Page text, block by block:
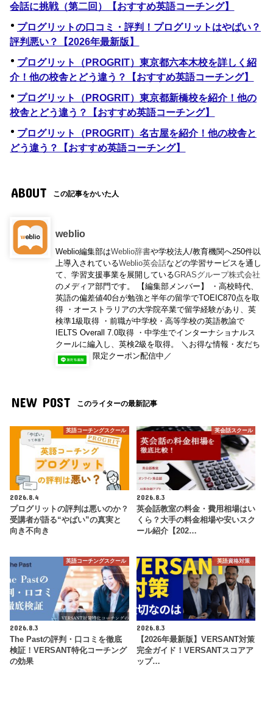
会話に挑戦（第二回）【おすすめ英語コーチング】
プログリットの口コミ・評判！プログリットはやばい？
評判悪い？【2026年最新版】
プログリット（PROGRIT）東京都六本木校を詳しく紹
介！他の校舎とどう違う？【おすすめ英語コーチング】
プログリット（PROGRIT）東京都新橋校を紹介！他の
校舎とどう違う？【おすすめ英語コーチング】
プログリット（PROGRIT）名古屋を紹介！他の校舎と
どう違う？【おすすめ英語コーチング】
ABOUT この記事をかいた人
weblio
Weblio編集部はWeblio辞書や学校法人/教育機関へ250件以
上導入されているWeblio英会話などの学習サービスを通し
て、学習支援事業を展開しているGRASグループ株式会社
のメディア部門です。 【編集部メンバー】 ・高校時代、
英語の偏差値40台が勉強と半年の留学でTOEIC870点を取
得 ・オーストラリアの大学院卒業で留学経験があり、英
検準1級取得 ・前職が中学校・高等学校の英語教諭で
IELTS Overall 7.0取得 ・中学生でインターナショナルス
クールに編入し、英検2級を取得。 ＼お得な情報・友だち
限定クーポン配信中／
NEW POST このライターの最新記事
英語コーチングスクール
2026.8.4
プログリットの評判は悪いのか？
受講者が語る“やばい”の真実と
向き不向き
英会話スクール
2026.8.3
英会話教室の料金・費用相場はい
くら？大手の料金相場や安いスク
ール紹介【202…
英語コーチングスクール
2026.8.3
The Pastの評判・口コミを徹底
検証！VERSANT特化コーチング
の効果
英語資格対策
2026.8.3
【2026年最新版】VERSANT対策
完全ガイド！VERSANTスコアア
ップ…